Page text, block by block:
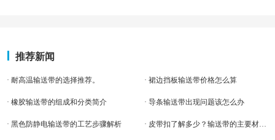
推荐新闻
· 耐高温输送带的选择推荐。 · 裙边挡板输送带价格怎么算
· 橡胶输送带的组成和分类简介 · 导条输送带出现问题该怎么办
· 黑色防静电输送带的工艺步骤解析